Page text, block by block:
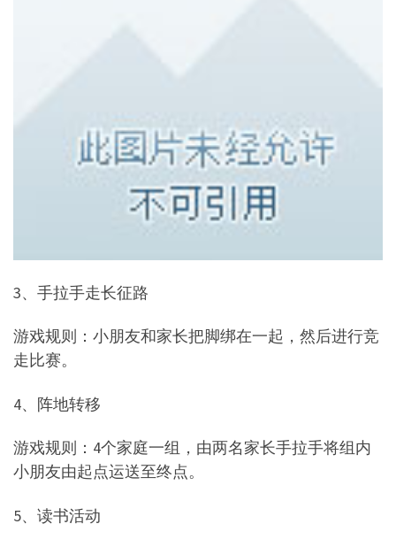
3、手拉手走长征路
游戏规则：小朋友和家长把脚绑在一起，然后进行竞
走比赛。
4、阵地转移
游戏规则：4个家庭一组，由两名家长手拉手将组内
小朋友由起点运送至终点。
5、读书活动